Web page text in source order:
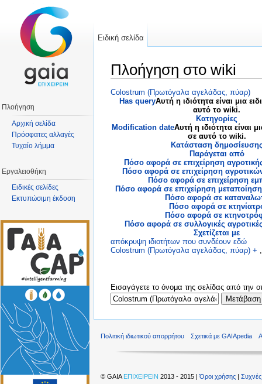
Πλοήγηση στο wiki
Colostrum (Πρωτόγαλα αγελάδας, πύαρ)
Has queryΑυτή η ιδιότητα είναι μια
αυτό το wiki.
Κατηγορίες
Modification dateΑυτή η ιδιότητα είναι
σε αυτό το wiki.
Κατάσταση
Παράγεται από
Πόσο αφορά σε επιχείρηση
Πόσο αφορά σε επιχείρηση
Πόσο αφορά σε επιχείρηση
Πόσο αφορά σε επιχείρηση
Πόσο αφορά σε
Πόσο αφορά σε
Πόσο αφορά σε
Πόσο αφορά σε συλλογικές
Σχετίζεται με
απόκρυψη ιδιοτήτων που συνδέουν εδώ
Colostrum (Πρωτόγαλα αγελάδας, πύαρ) +
Εισαγάγετε το όνομα της σελίδας από την
Ειδική σελίδα
Πλοήγηση
Αρχική σελίδα
Πρόσφατες αλλαγές
Τυχαίο λήμμα
Εργαλειοθήκη
Ειδικές σελίδες
Εκτυπώσιμη έκδοση
Πολιτική ιδιωτικού απορρήτου Σχετικά με GAIApedia
© GAIA ΕΠΙΧΕΙΡΕΙΝ 2013 - 2015 |Όροι χρήσης | Συχνές